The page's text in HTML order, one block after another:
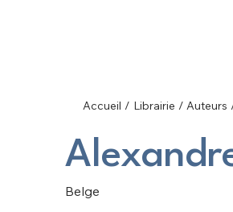
Accueil / Librairie / Auteurs
Belge